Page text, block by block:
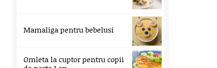
Mamaliga pentru bebelusi
Omleta la cuptor pentru copii